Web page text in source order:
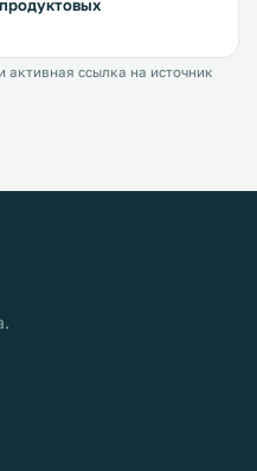
ссылка на источник